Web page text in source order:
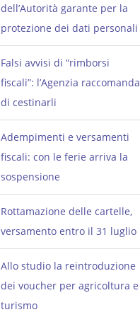
dell’Autorità garante per la
protezione dei dati personali
Falsi avvisi di “rimborsi
fiscali”: l’Agenzia raccomanda
di cestinarli
Adempimenti e versamenti
fiscali: con le ferie arriva la
sospensione
Rottamazione delle cartelle,
versamento entro il 31 luglio
Allo studio la reintroduzione
dei voucher per agricoltura e
turismo